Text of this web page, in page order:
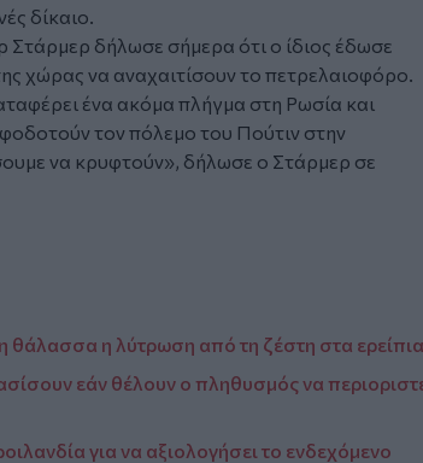
δίκαιο.
δήλωσε σήμερα ότι ο ίδιος έδωσε
χώρας να αναχαιτίσουν το πετρελαιοφόρο.
ένα ακόμα πλήγμα στη Ρωσία και
τον πόλεμο του Πούτιν στην
να κρυφτούν», δήλωσε ο Στάρμερ σε
θάλασσα η λύτρωση από τη ζέστη στα ερείπια
εάν θέλουν ο πληθυσμός να
για να αξιολογήσει το ενδεχόμενο